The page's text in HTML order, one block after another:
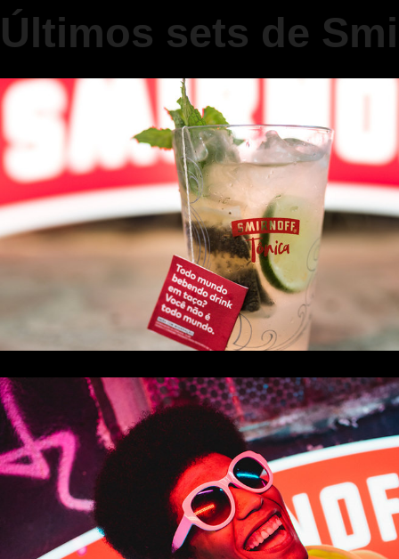
Últimos sets de